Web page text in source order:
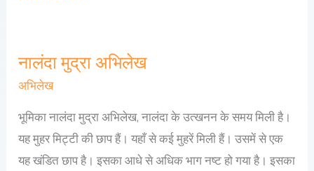
नालंदा मुद्रा अभिलेख
अभिलेख
भूमिका नालंदा मुद्रा अभिलेख, नालंदा के उत्खनन के समय मिली है।
यह मुहर मिट्टी की छाप हैं। यहाँ से कई मुहरें मिली हैं। उसमें से एक
यह खंडित छाप है। इसका आधे से अधिक भाग नष्ट हो गया है। इसका
नालंदा
मुद्रा